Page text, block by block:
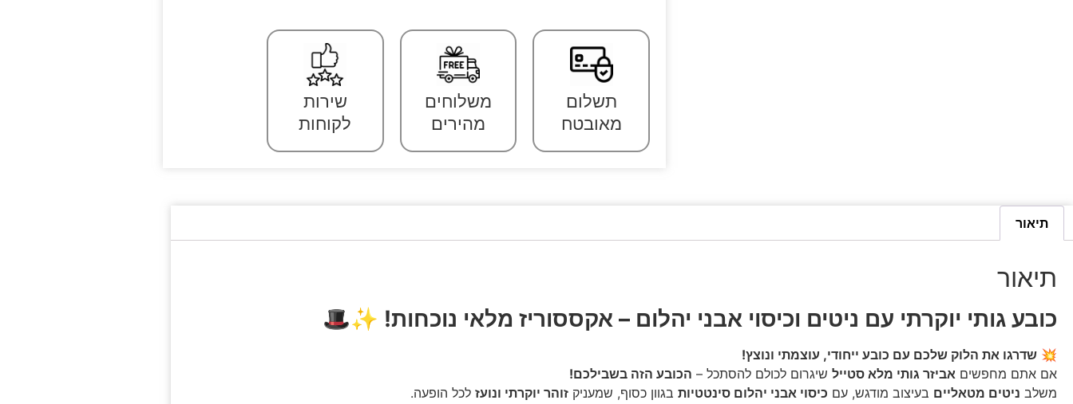
תשלום
מאובטח
משלוחים
מהירים
שירות
לקוחות
תיאור
תיאור
כובע גותי יוקרתי עם ניטים וכיסוי אבני יהלום – אקססוריז מלאי נוכחות! ✨🎩
💥 שדרגו את הלוק שלכם עם כובע ייחודי, עוצמתי ונוצץ!
אם אתם מחפשים אביזר גותי מלא סטייל שיגרום לכולם להסתכל – הכובע הזה בשבילכם!
משלב ניטים מטאליים בעיצוב מודגש, עם כיסוי אבני יהלום סינטטיות בגוון כסוף, שמעניק זוהר יוקרתי ונועז לכל הופעה.